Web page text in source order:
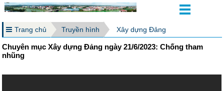
Trang chủ Truyền hình Xây dựng Đảng
Chuyên mục Xây dựng Đảng ngày 21/6/2023: Chống tham
nhũng